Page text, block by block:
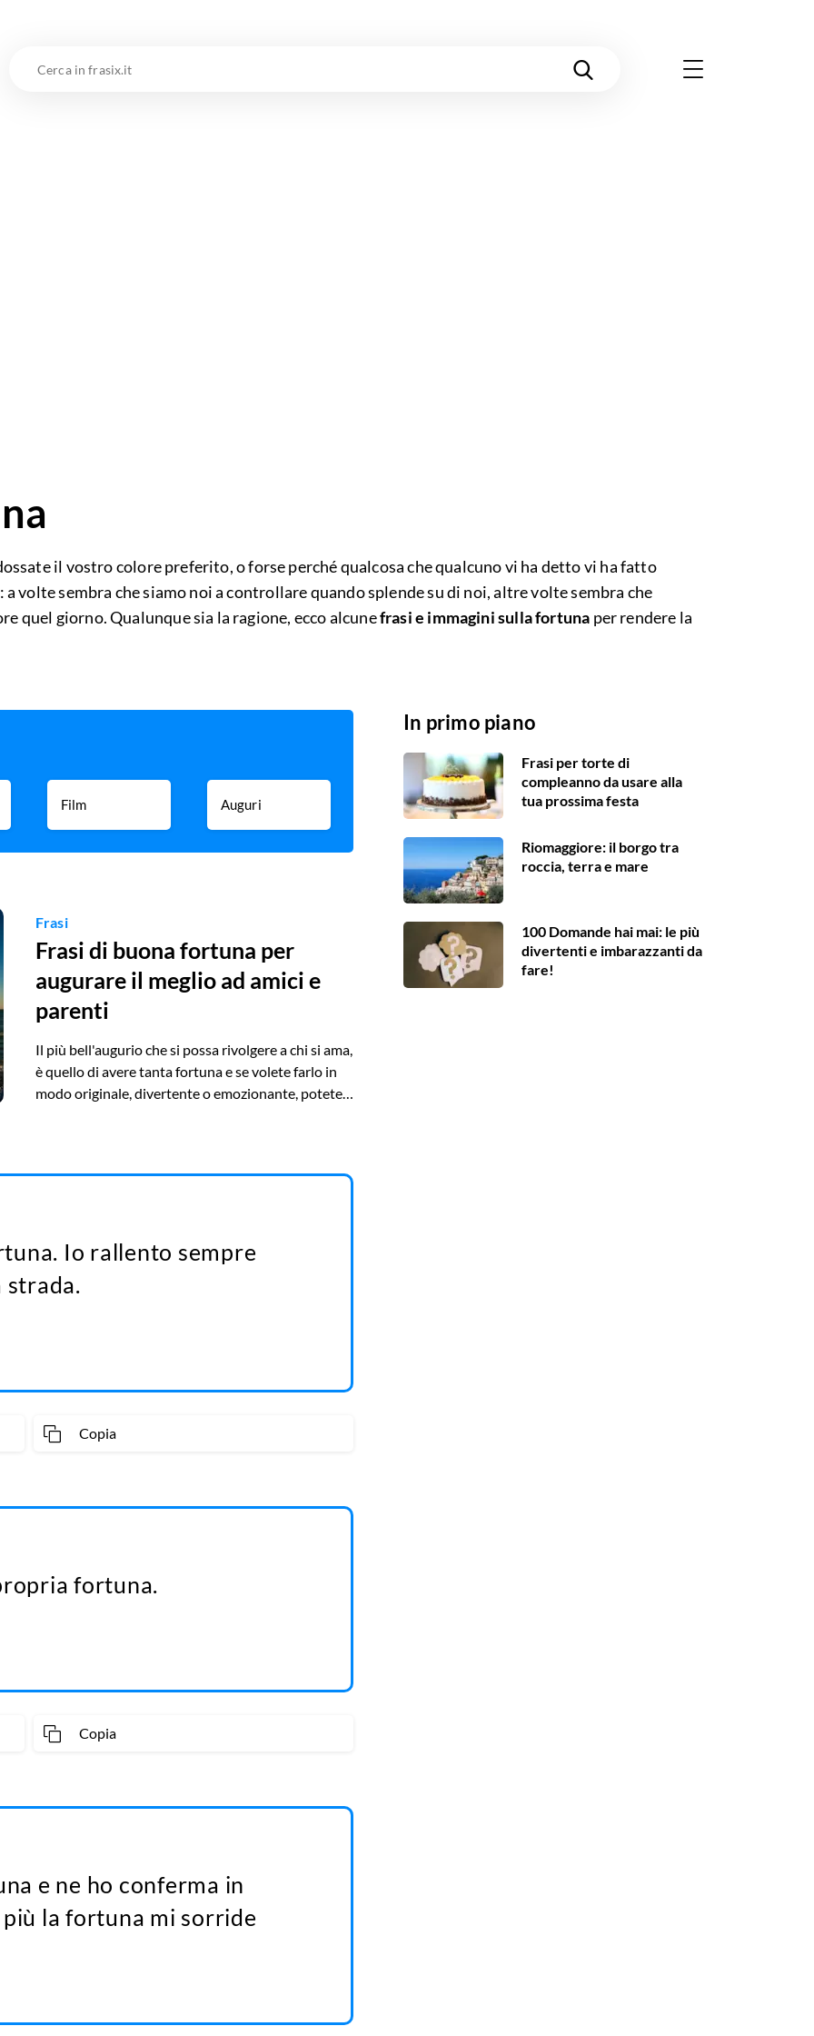
il vostro colore preferito, o forse perché qualcosa che qualcuno vi ha detto vi ha fatto
volte sembra che siamo noi a controllare quando splende su di noi, altre volte sembra che
quel giorno. Qualunque sia la ragione, ecco alcunefrasi e immagini sulla fortuna per rendere la
Film Auguri
Frasi
Frasi di buona fortuna per
augurare il meglio ad amici e
parenti
Il più bell'augurio che si possa rivolgere a chi si ama,
è quello di avere tanta fortuna e se volete farlo in
modo originale, divertente o emozionante, potete
Io rallento sempre
strada.
Copia
fortuna.
Copia
e ne ho conferma in
la fortuna mi sorride
In primo piano
Frasi per torte di
compleanno da usare alla
tua prossima festa
Riomaggiore: il borgo tra
roccia, terra e mare
100 Domande hai mai: le più
divertenti e imbarazzanti da
fare!